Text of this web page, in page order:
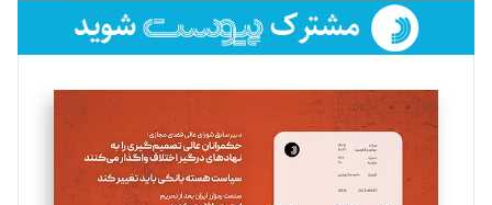
فائزه فتحی رستمی
تحریریه
سروش کرمیان
تحریریه